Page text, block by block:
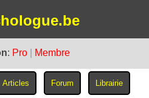
: Pro Membre